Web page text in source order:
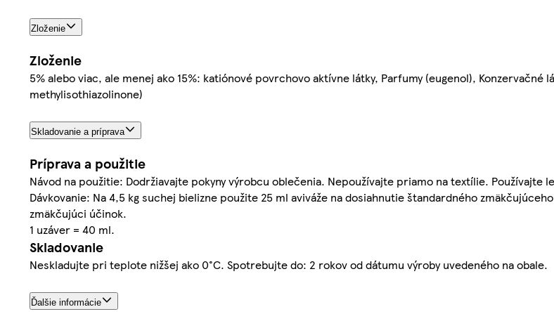
Zloženie
Zloženie
5% alebo viac, ale menej ako 15%: katiónové povrchovo aktívne látky, Parfumy (eugenol), Konzervačné
methylisothiazolinone)
Skladovanie a príprava
Príprava a použitie
Návod na použitie: Dodržiavajte pokyny výrobcu oblečenia. Nepoužívajte priamo na textílie. Používajte
Dávkovanie: Na 4,5 kg suchej bielizne použite 25 ml aviváže na dosiahnutie štandardného
zmäkčujúci účinok.
1 uzáver = 40 ml.
Skladovanie
Neskladujte pri teplote nižšej ako 0°C. Spotrebujte do: 2 rokov od dátumu výroby uvedeného na obale.
Ďalšie informácie